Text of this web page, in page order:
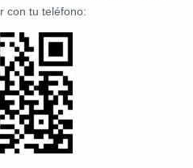
con tu teléfono: